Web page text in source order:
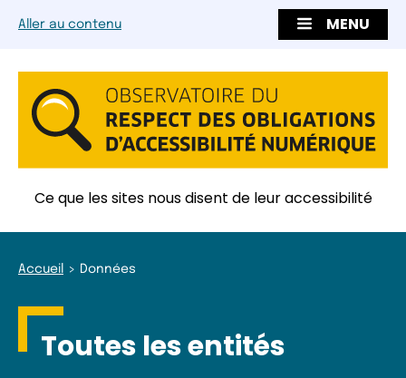
Aller au contenu MENU
Ce que les sites nous disent de leur accessibilité
Accueil Données
Toutes les entités